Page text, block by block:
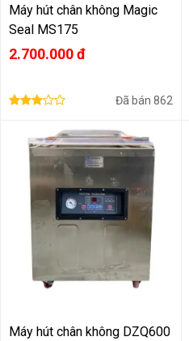
Máy hút chân không Magic
Seal MS175
2.700.000 đ
Đã bán 862
Máy hút chân không DZQ600